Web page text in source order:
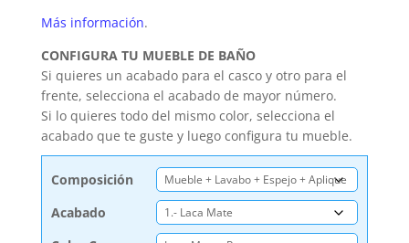
Más información.
CONFIGURA TU MUEBLE DE BAÑO
Si quieres un acabado para el casco y otro para el
frente, selecciona el acabado de mayor número.
Si lo quieres todo del mismo color, selecciona el
acabado que te guste y luego configura tu mueble.
Composición
Acabado